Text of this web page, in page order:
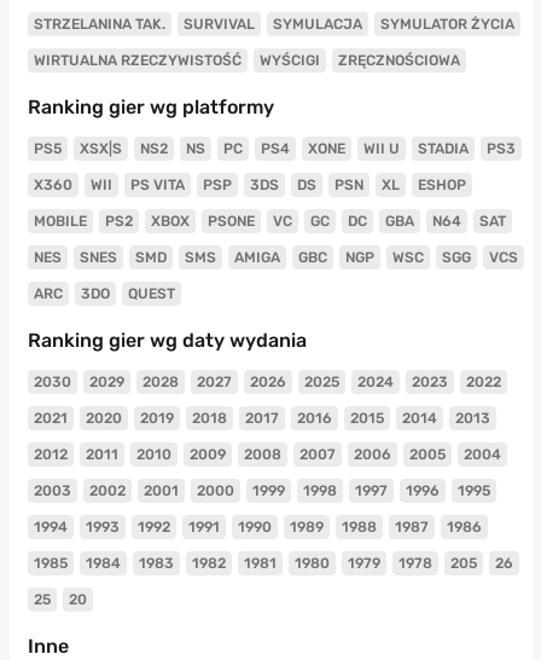
STRZELANINA TAK. SURVIVAL SYMULACJA SYMULATOR ŻYCIA
WIRTUALNA RZECZYWISTOŚĆ WYŚCIGI ZRĘCZNOŚCIOWA
Ranking gier wg platformy
PS5 XSX|S NS2 NS PC PS4 XONE WII U STADIA PS3
X360 WII PS VITA PSP 3DS DS PSN XL ESHOP
MOBILE PS2 XBOX PSONE VC GC DC GBA N64 SAT
NES SNES SMD SMS AMIGA GBC NGP WSC SGG VCS
ARC 3DO QUEST
Ranking gier wg daty wydania
2030 2029 2028 2027 2026 2025 2024 2023 2022
2021 2020 2019 2018 2017 2016 2015 2014 2013
2012 2011 2010 2009 2008 2007 2006 2005 2004
2003 2002 2001 2000 1999 1998 1997 1996 1995
1994 1993 1992 1991 1990 1989 1988 1987 1986
1985 1984 1983 1982 1981 1980 1979 1978 205 26
25 20
Inne